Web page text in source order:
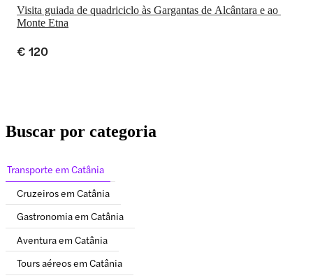
Visita guiada de quadriciclo às Gargantas de Alcântara e ao
Monte Etna
€ 120
Buscar por categoria
Transporte em Catânia
Cruzeiros em Catânia
Gastronomia em Catânia
Aventura em Catânia
Tours aéreos em Catânia